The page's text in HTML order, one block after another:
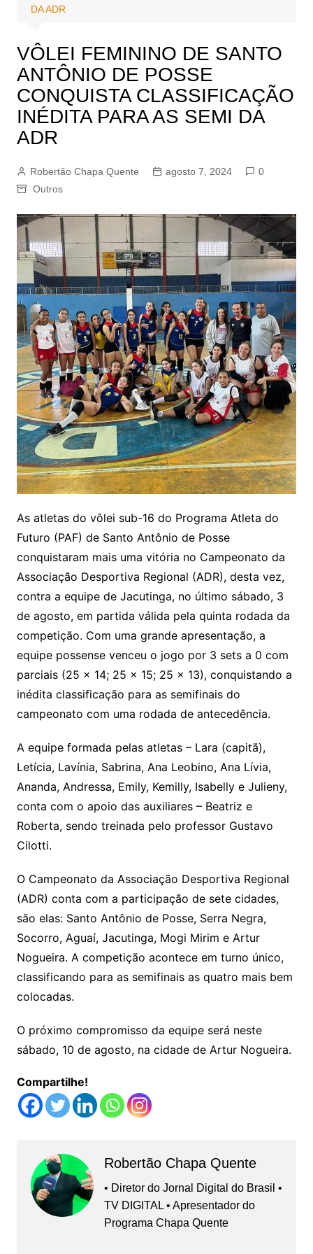
DA ADR
VÔLEI FEMININO DE SANTO
ANTÔNIO DE POSSE
CONQUISTA CLASSIFICAÇÃO
INÉDITA PARA AS SEMI DA
ADR
Robertão Chapa Quente agosto 7, 2024
0
Outros
As atletas do vôlei sub-16 do Programa Atleta do
Futuro (PAF) de Santo Antônio de Posse
conquistaram mais uma vitória no Campeonato da
Associação Desportiva Regional (ADR), desta vez,
contra a equipe de Jacutinga, no último sábado, 3
de agosto, em partida válida pela quinta rodada da
competição. Com uma grande apresentação, a
equipe possense venceu o jogo por 3 sets a 0 com
parciais (25 x 14; 25 x 15; 25 x 13), conquistando a
inédita classificação para as semifinais do
campeonato com uma rodada de antecedência.
A equipe formada pelas atletas – Lara (capitã),
Letícia, Lavínia, Sabrina, Ana Leobino, Ana Lívia,
Ananda, Andressa, Emily, Kemilly, Isabelly e Julieny,
conta com o apoio das auxiliares – Beatriz e
Roberta, sendo treinada pelo professor Gustavo
Cilotti.
O Campeonato da Associação Desportiva Regional
(ADR) conta com a participação de sete cidades,
são elas: Santo Antônio de Posse, Serra Negra,
Socorro, Aguaí, Jacutinga, Mogi Mirim e Artur
Nogueira. A competição acontece em turno único,
classificando para as semifinais as quatro mais bem
colocadas.
O próximo compromisso da equipe será neste
sábado, 10 de agosto, na cidade de Artur Nogueira.
Compartilhe!
Robertão Chapa Quente
• Diretor do Jornal Digital do Brasil •
TV DIGITAL • Apresentador do
Programa Chapa Quente